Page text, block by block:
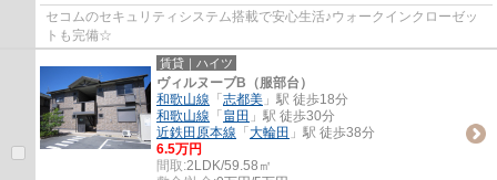
セコムのセキュリティシステム搭載で安心生活♪ウォークインクローゼッ
トも完備☆
賃貸｜ハイツ
ヴィルヌーブB（服部台）
和歌山線 「 志都美 」駅 徒歩18分
和歌山線 「 畠田 」駅 徒歩30分
近鉄田原本線 「 大輪田 」駅 徒歩38分
6.5万円
間取:2LDK/59.58㎡